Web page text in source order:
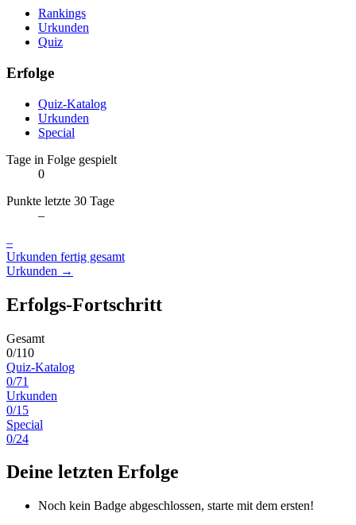
Rankings
Urkunden
Quiz
Erfolge
Quiz-Katalog
Urkunden
Special
Tage in Folge gespielt
0
Punkte letzte 30 Tage
–
–
Urkunden fertig gesamt
Urkunden →
Erfolgs-Fortschritt
Gesamt
0/110
Quiz-Katalog
0/71
Urkunden
0/15
Special
0/24
Deine letzten Erfolge
Noch kein Badge abgeschlossen, starte mit dem ersten!